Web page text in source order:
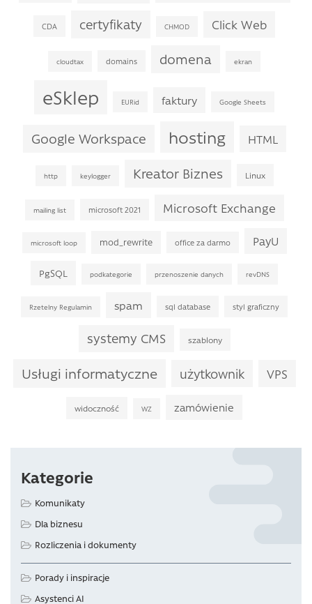
CDA certyfikaty CHMOD Click Web
cloudtax domains domena ekran
eSklep EURid faktury Google Sheets
Google Workspace hosting HTML
http keylogger Kreator Biznes Linux
mailing list microsoft 2021 Microsoft Exchange
microsoft loop mod_rewrite office za darmo PayU
PgSQL podkategorie przenoszenie danych revDNS
Rzetelny Regulamin spam sql database styl graficzny
systemy CMS szablony
Usługi informatyczne użytkownik VPS
widoczność WZ zamówienie
Kategorie
Komunikaty
Dla biznesu
Rozliczenia i dokumenty
Porady i inspiracje
Asystenci AI